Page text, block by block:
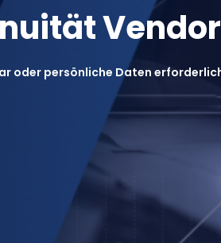
oder persönliche Daten